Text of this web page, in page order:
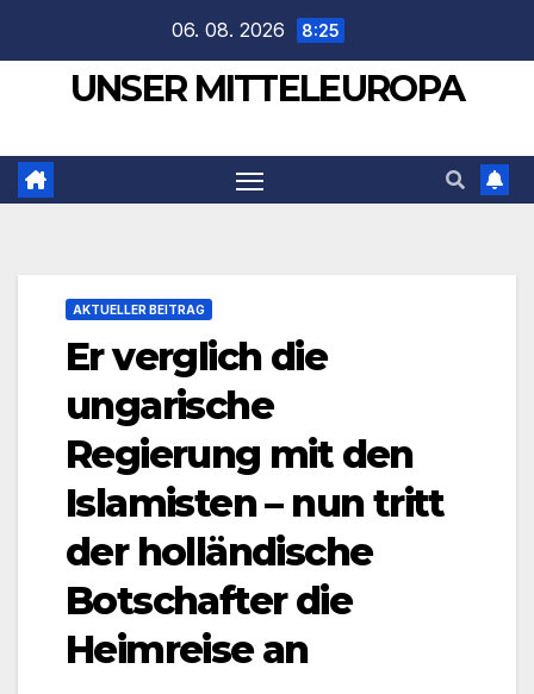
springen
06. 08. 2026 8:25
UNSER MITTELEUROPA
AKTUELLER BEITRAG
Er verglich die
ungarische
Regierung mit den
Islamisten – nun tritt
der holländische
Botschafter die
Heimreise an